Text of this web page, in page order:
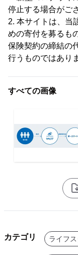
停止する場合がご
2. 本サイトは、当
めの寄付を募るも
保険契約の締結の
行うものではあり
すべての画像
カテゴリ ライフ